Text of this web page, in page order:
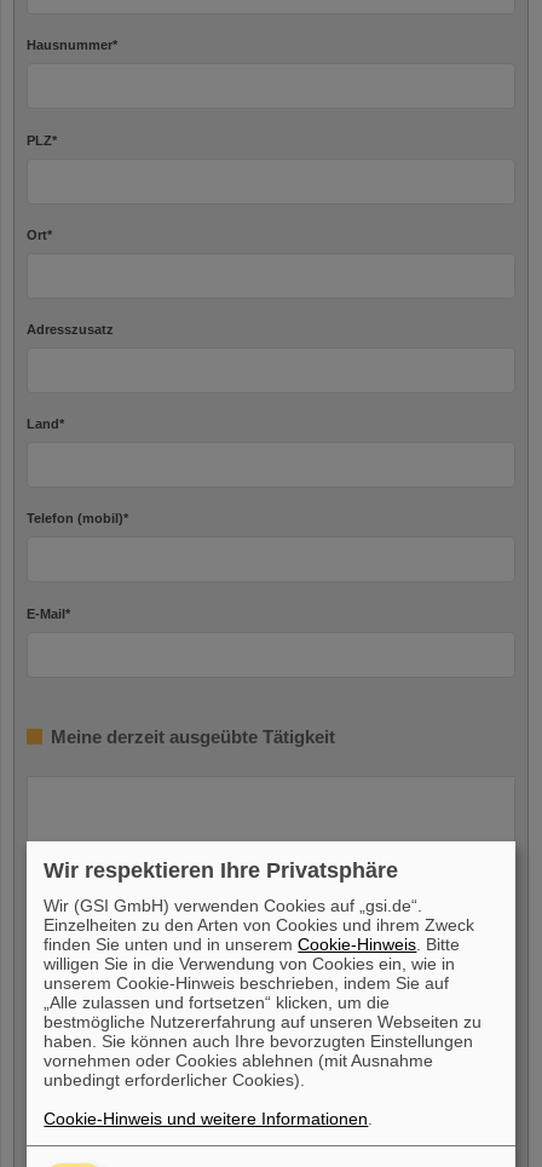
Hausnummer*
PLZ*
Ort*
Adresszusatz
Land*
Telefon (mobil)*
E-Mail*
Meine derzeit ausgeübte Tätigkeit
Meine Verfügbarkeit
Ich bin verfügbar ab *
Freiwillige Angabe
Wir respektieren Ihre Privatsphäre
Wir (GSI GmbH) verwenden Cookies auf „gsi.de“.
Einzelheiten zu den Arten von Cookies und ihrem Zweck
finden Sie unten und in unseremCookie-Hinweis . Bitte
willigen Sie in die Verwendung von Cookies ein, wie in
unserem Cookie-Hinweis beschrieben, indem Sie auf
„Alle zulassen und fortsetzen“ klicken, um die
bestmögliche Nutzererfahrung auf unseren Webseiten zu
haben. Sie können auch Ihre bevorzugten Einstellungen
vornehmen oder Cookies ablehnen (mit Ausnahme
unbedingt erforderlicher Cookies).
Cookie-Hinweis und weitere Informationen